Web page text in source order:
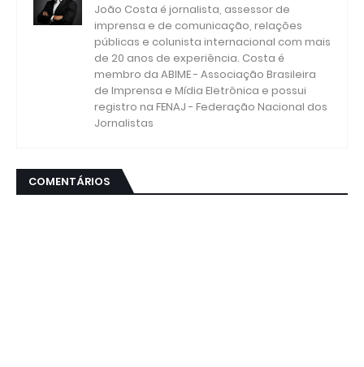
João Costa é jornalista, assessor de
imprensa e de comunicação, relações
públicas e colunista internacional com mais
de 20 anos de experiência. Costa é
membro da ABIME - Associação Brasileira
de Imprensa e Mídia Eletrônica e possui
registro na FENAJ - Federação Nacional dos
Jornalistas
COMENTÁRIOS